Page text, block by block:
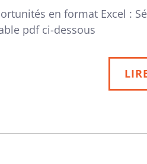
en format Excel :
pdf ci-dessous